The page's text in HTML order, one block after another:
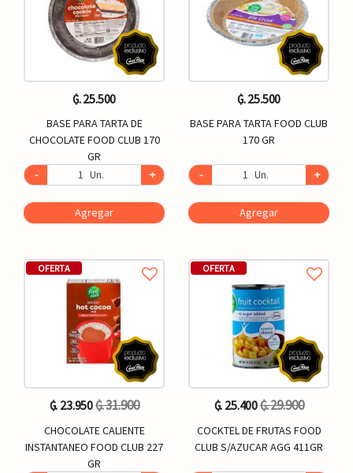
₲. 25.500
BASE PARA TARTA DE
CHOCOLATE FOOD CLUB 170
GR
-
Un. +
Agregar
₲. 25.500
BASE PARA TARTA FOOD CLUB
170 GR
- Un. +
Agregar
OFERTA
₲. 23.950₲. 31.900
CHOCOLATE CALIENTE
INSTANTANEO FOOD CLUB 227
GR
OFERTA
₲. 25.400₲. 29.900
COCKTEL DE FRUTAS FOOD
CLUB S/AZUCAR AGG 411GR